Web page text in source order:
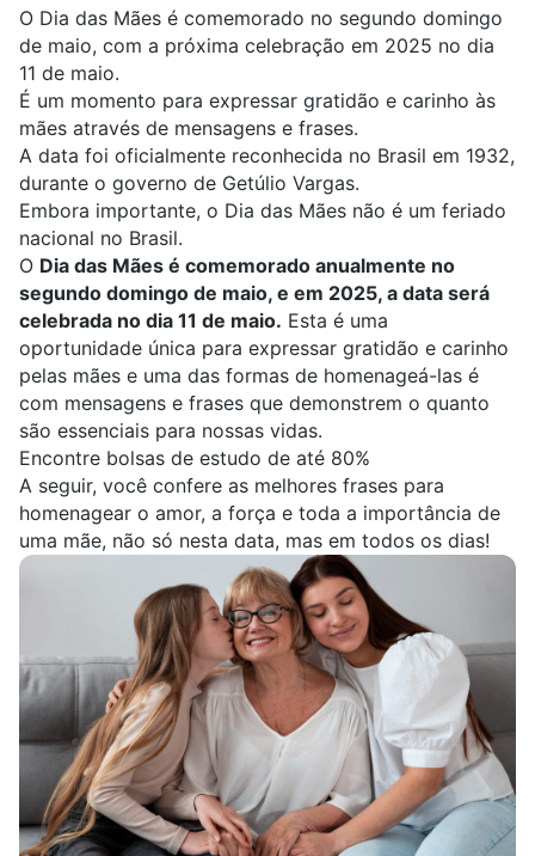
O Dia das Mães é comemorado no segundo domingo
de maio, com a próxima celebração em 2025 no dia
11 de maio.
É um momento para expressar gratidão e carinho às
mães através de mensagens e frases.
A data foi oficialmente reconhecida no Brasil em 1932,
durante o governo de Getúlio Vargas.
Embora importante, o Dia das Mães não é um feriado
nacional no Brasil.
O Dia das Mães é comemorado anualmente no
segundo domingo de maio, e em 2025, a data será
celebrada no dia 11 de maio. Esta é uma
oportunidade única para expressar gratidão e carinho
pelas mães e uma das formas de homenageá-las é
com mensagens e frases que demonstrem o quanto
são essenciais para nossas vidas.
Encontre bolsas de estudo de até 80%
A seguir, você confere as melhores frases para
homenagear o amor, a força e toda a importância de
uma mãe, não só nesta data, mas em todos os dias!